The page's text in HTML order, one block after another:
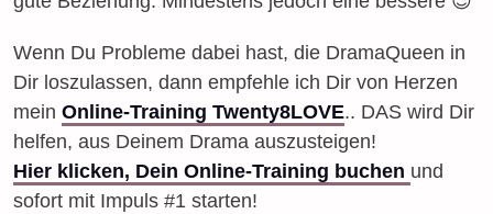
Wenn Du Probleme dabei hast, die DramaQueen in
Dir loszulassen, dann empfehle ich Dir von Herzen
mein Online-Training Twenty8LOVE.. DAS wird Dir
helfen, aus Deinem Drama auszusteigen!
Hier klicken, Dein Online-Training buchen und
sofort mit Impuls #1 starten!